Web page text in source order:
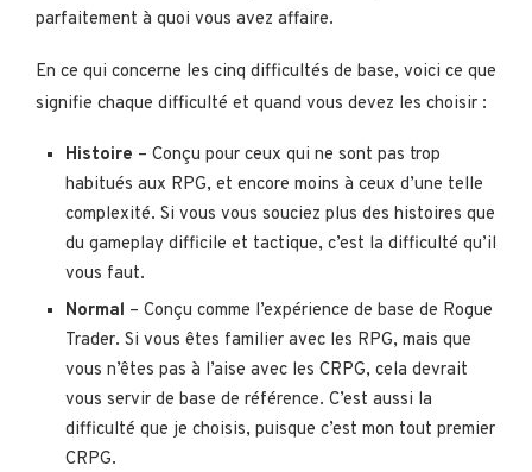
parfaitement à quoi vous avez affaire.
En ce qui concerne les cinq difficultés de base, voici ce que
signifie chaque difficulté et quand vous devez les choisir :
Histoire – Conçu pour ceux qui ne sont pas trop
habitués aux RPG, et encore moins à ceux d’une telle
complexité. Si vous vous souciez plus des histoires que
du gameplay difficile et tactique, c’est la difficulté qu’il
vous faut.
Normal – Conçu comme l’expérience de base de Rogue
Trader. Si vous êtes familier avec les RPG, mais que
vous n’êtes pas à l’aise avec les CRPG, cela devrait
vous servir de base de référence. C’est aussi la
difficulté que je choisis, puisque c’est mon tout premier
CRPG.